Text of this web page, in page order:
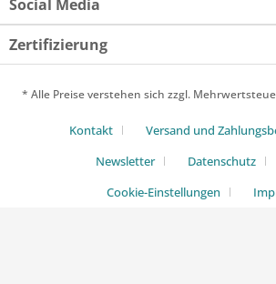
Social Media
Zertifizierung
* Alle Preise verstehen sich zzgl.
Kontakt
Versand und
Newsletter
Datenschutz
Cookie-Einstellungen